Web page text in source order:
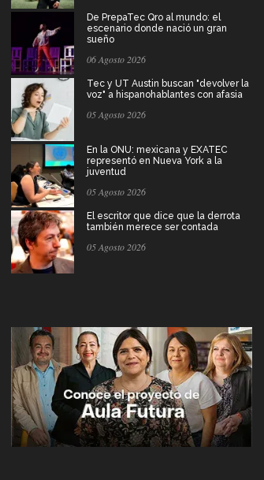
De PrepaTec Qro al mundo: el
escenario donde nació un gran
sueño
06 Agosto 2026
Tec y UT Austin buscan "devolver la
voz" a hispanohablantes con afasia
05 Agosto 2026
En la ONU: mexicana y EXATEC
representó en Nueva York a la
juventud
05 Agosto 2026
El escritor que dice que la derrota
también merece ser contada
05 Agosto 2026